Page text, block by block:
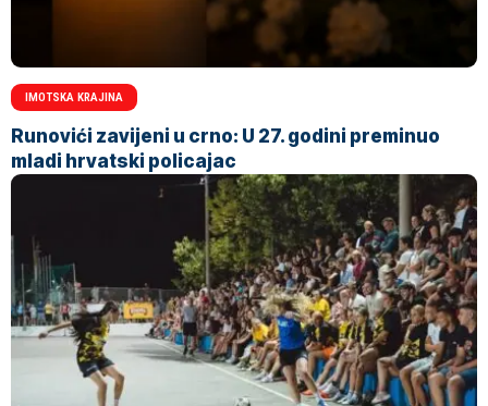
IMOTSKA KRAJINA
Runovići zavijeni u crno: U 27. godini preminuo
mladi hrvatski policajac